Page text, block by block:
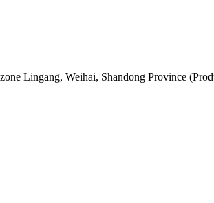
Lingang, Weihai, Shandong Province